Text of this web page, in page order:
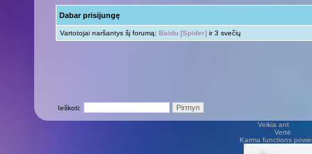
Dabar prisijungę
Vartotojai naršantys šį forumą: Baidu [Spider] ir 3 svečių
Ieškoti:
Veikia ant
Vertė Vilius
Karma functions